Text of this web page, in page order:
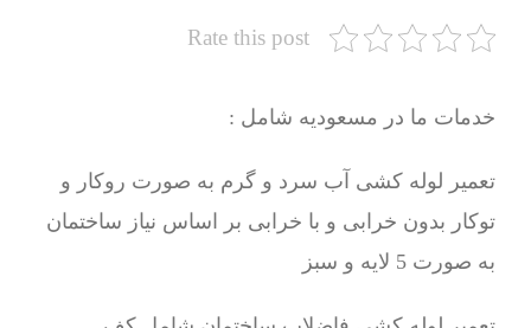
Rate this post
خدمات ما در مسعودیه شامل :
تعمیر لوله کشی آب سرد و گرم به صورت روکار و
توکار بدون خرابی و با خرابی بر اساس نیاز ساختمان
به صورت 5 لایه و سبز